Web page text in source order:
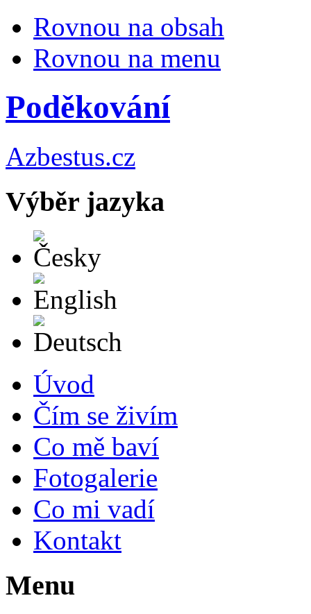
Rovnou na obsah
Rovnou na menu
Poděkování
Azbestus.cz
Výběr jazyka
Úvod
Čím se živím
Co mě baví
Fotogalerie
Co mi vadí
Kontakt
Menu